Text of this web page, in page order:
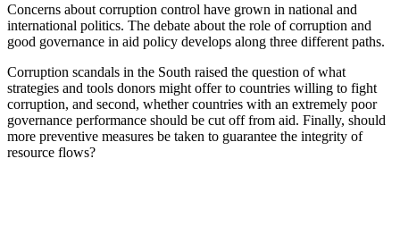
Concerns about corruption control have grown in national and
international politics. The debate about the role of corruption and
good governance in aid policy develops along three different paths.
Corruption scandals in the South raised the question of what
strategies and tools donors might offer to countries willing to fight
corruption, and second, whether countries with an extremely poor
governance performance should be cut off from aid. Finally, should
more preventive measures be taken to guarantee the integrity of
resource flows?